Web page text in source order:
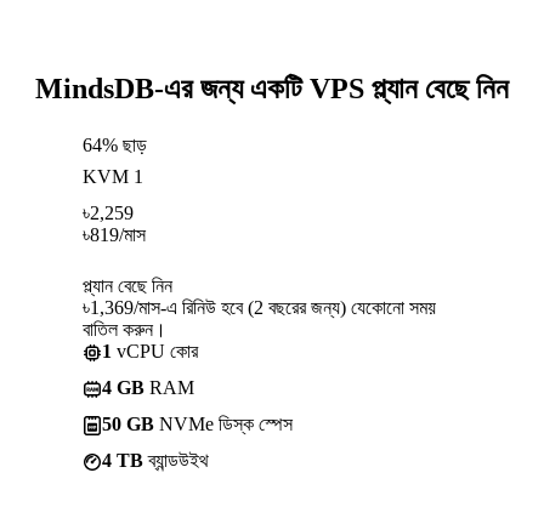
MindsDB-এর জন্য একটি VPS প্ল্যান বেছে নিন
64% ছাড়
KVM 1
৳2,259
৳819/মাস
প্ল্যান বেছে নিন
৳1,369/মাস-এ রিনিউ হবে (2 বছরের জন্য) যেকোনো সময়
বাতিল করুন।
1 vCPU কোর
4 GB RAM
50 GB NVMe ডিস্ক স্পেস
4 TBব্যান্ডউইথ